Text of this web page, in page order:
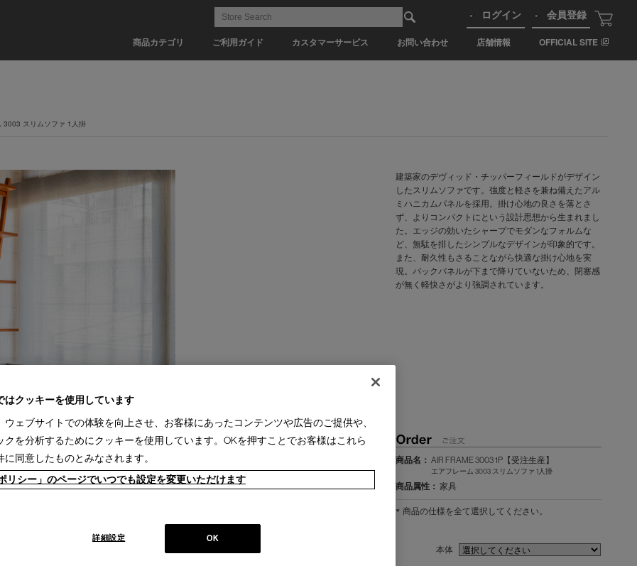
商品カテゴリ ご利用ガイド カスタマーサービス お問い合わせ 店舗情報 OFFICIAL SITE
ログイン 会員登録
3003 スリムソファ 1人掛
建築家のデヴィッド・チッパーフィールドがデザイン
したスリムソファです。強度と軽さを兼ね備えたアル
ミハニカムパネルを採用。掛け心地の良さを落とさ
ず、よりコンパクトにという設計思想から生まれまし
た。エッジの効いたシャープでモダンなフォルムな
ど、無駄を排したシンプルなデザインが印象的です。
また、耐久性もさることながら快適な掛け心地を実
現。バックパネルが下まで降りていないため、閉塞感
が無く軽快さがより強調されています。
商品名： AIR FRAME 3003 1P【受注生産】
エアフレーム 3003 スリムソファ 1人掛
商品属性： 家具
商品の仕様を全て選択してください。
本体
はクッキーを使用しています
ウェブサイトでの体験を向上させ、お客様にあったコンテンツや広告のご提供や、
クを分析するためにクッキーを使用しています。OKを押すことでお客様はこれら
に同意したものとみなされます。
リシー」のページでいつでも設定を変更いただけます
OK
詳細設定